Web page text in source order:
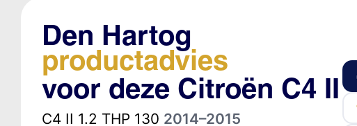
Den Hartog
productadvies
voor deze Citroën C4 II
C4 II 1.2 THP 130 2014–2015